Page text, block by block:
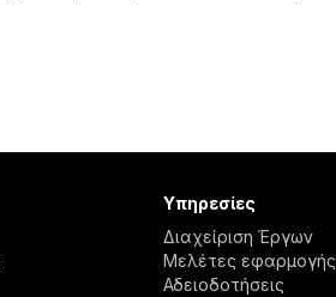
Υπηρεσίες
Διαχείριση Έργων
Μελέτες εφαρμογής
Αδειοδοτήσεις